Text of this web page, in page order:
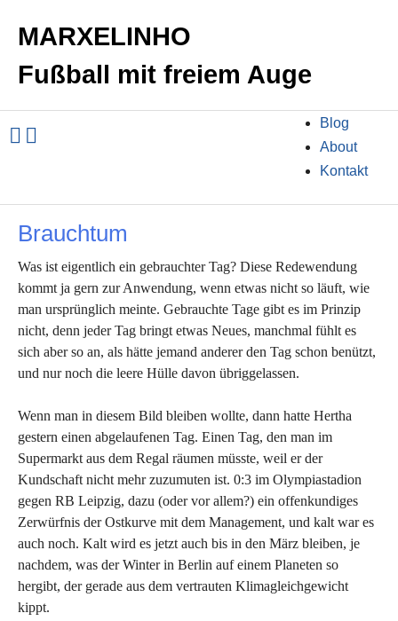
MARXELINHO
Fußball mit freiem Auge
Blog
About
Kontakt
Brauchtum
Was ist eigentlich ein gebrauchter Tag? Diese Redewendung
kommt ja gern zur Anwendung, wenn etwas nicht so läuft, wie
man ursprünglich meinte. Gebrauchte Tage gibt es im Prinzip
nicht, denn jeder Tag bringt etwas Neues, manchmal fühlt es
sich aber so an, als hätte jemand anderer den Tag schon benützt,
und nur noch die leere Hülle davon übriggelassen.
Wenn man in diesem Bild bleiben wollte, dann hatte Hertha
gestern einen abgelaufenen Tag. Einen Tag, den man im
Supermarkt aus dem Regal räumen müsste, weil er der
Kundschaft nicht mehr zuzumuten ist. 0:3 im Olympiastadion
gegen RB Leipzig, dazu (oder vor allem?) ein offenkundiges
Zerwürfnis der Ostkurve mit dem Management, und kalt war es
auch noch. Kalt wird es jetzt auch bis in den März bleiben, je
nachdem, was der Winter in Berlin auf einem Planeten so
hergibt, der gerade aus dem vertrauten Klimagleichgewicht
kippt.